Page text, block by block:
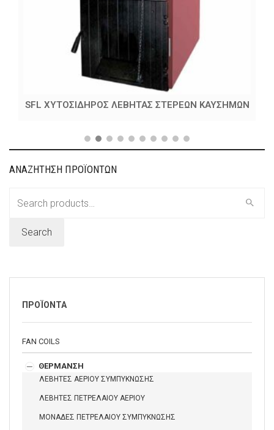
SFL ΧΥΤΟΣΙΔΗΡΟΣ ΛΕΒΗΤΑΣ ΣΤΕΡΕΩΝ ΚΑΥΣΗΜΩΝ
ΑΝΑΖΗΤΗΣΗ ΠΡΟΪΟΝΤΩΝ
Search
ΠΡΟΪΟΝΤΑ
FAN COILS
ΘΕΡΜΑΝΣΗ
ΛΕΒΗΤΕΣ ΑΕΡΙΟΥ ΣΥΜΠΥΚΝΩΣΗΣ
ΛΕΒΗΤΕΣ ΠΕΤΡΕΛΑΙΟΥ ΑΕΡΙΟΥ
ΜΟΝΑΔΕΣ ΠΕΤΡΕΛΑΙΟΥ ΣΥΜΠΥΚΝΩΣΗΣ